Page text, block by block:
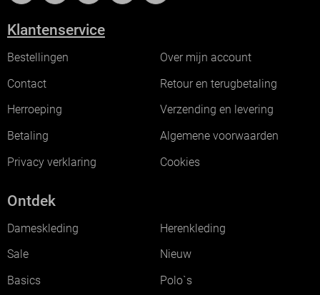
Klantenservice
Bestellingen
Over mijn account
Contact
Retour en terugbetaling
Herroeping
Verzending en levering
Betaling
Algemene voorwaarden
Privacy verklaring
Cookies
Ontdek
Dameskleding
Herenkleding
Sale
Nieuw
Basics
Polo`s